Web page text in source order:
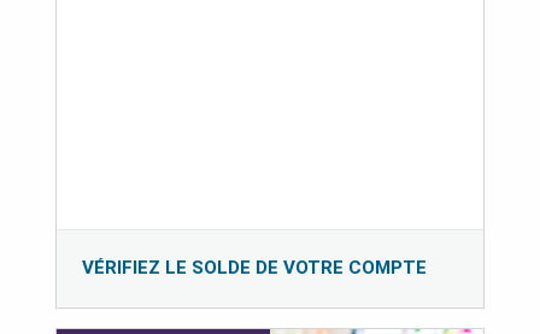
VÉRIFIEZ LE SOLDE DE VOTRE COMPTE